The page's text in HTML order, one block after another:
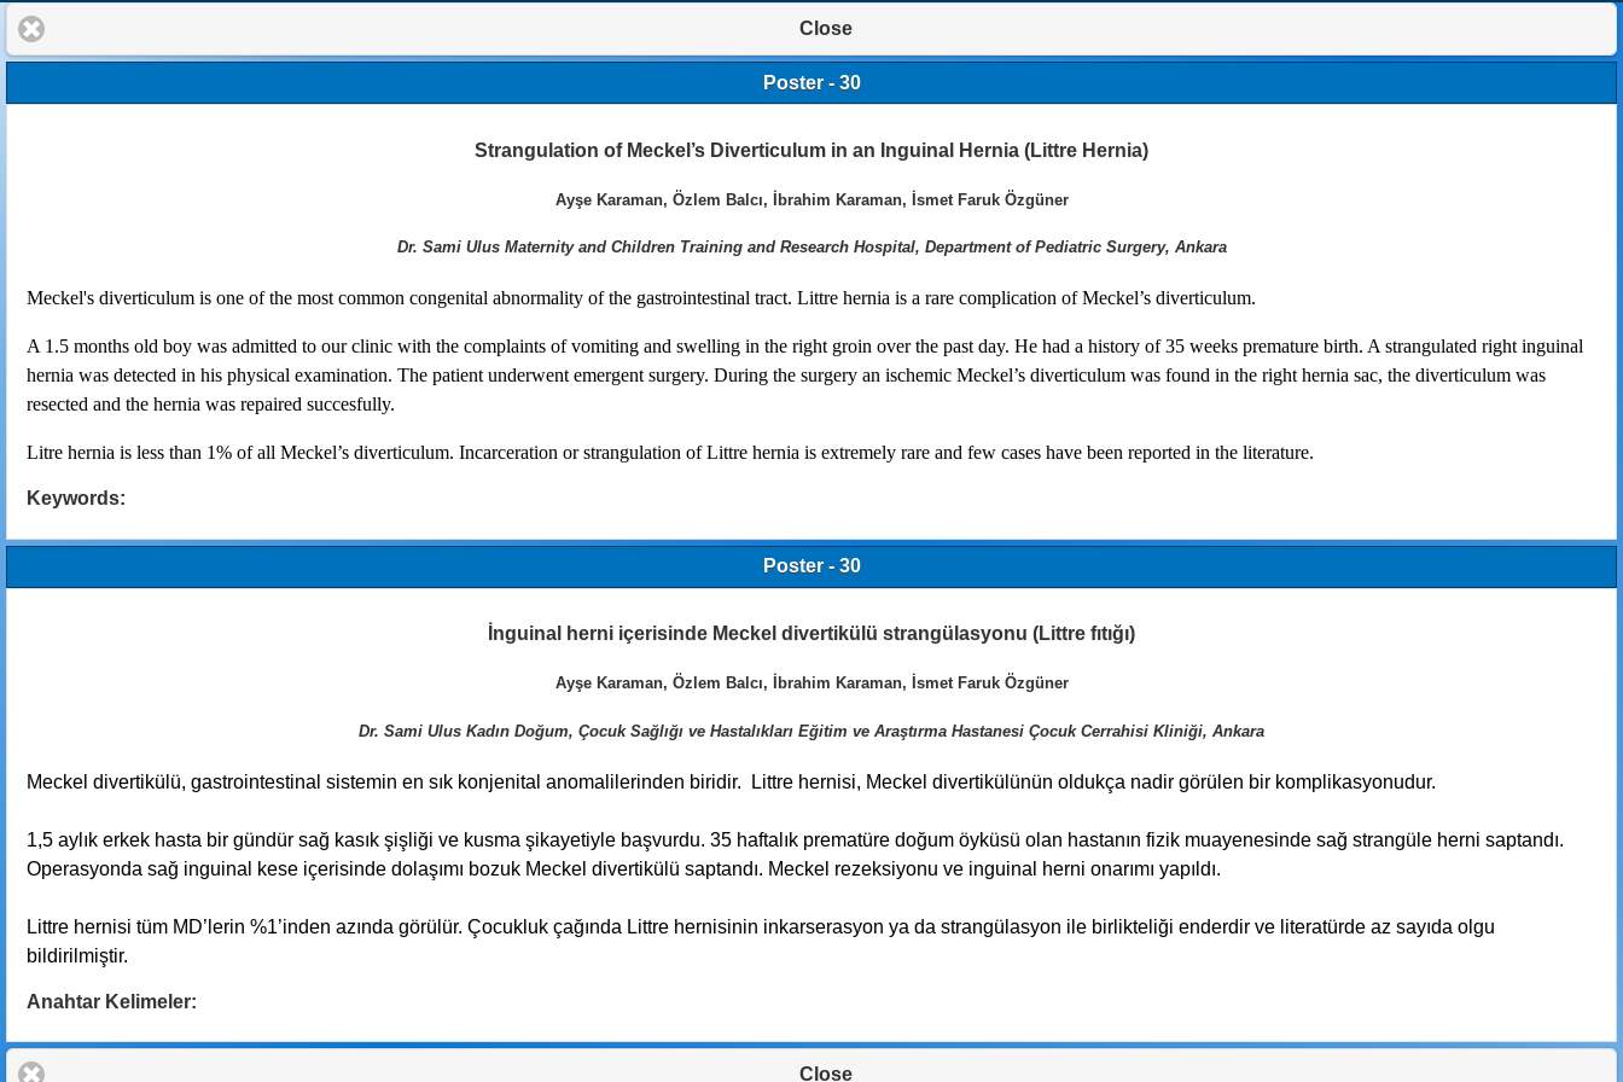
Close
Poster - 30
Strangulation of Meckel’s Diverticulum in an Inguinal Hernia (Littre Hernia)
Ayşe Karaman, Özlem Balcı, İbrahim Karaman, İsmet Faruk Özgüner
Dr. Sami Ulus Maternity and Children Training and Research Hospital, Department of Pediatric Surgery, Ankara
Meckel's diverticulum is one of the most common congenital abnormality of the gastrointestinal tract. Littre hernia is a rare complication of Meckel’s diverticulum.
A 1.5 months old boy was admitted to our clinic with the complaints of vomiting and swelling in the right groin over the past day. He had a history of 35 weeks premature birth. A strangulated right inguinal
hernia was detected in his physical examination. The patient underwent emergent surgery. During the surgery an ischemic Meckel’s diverticulum was found in the right hernia sac, the diverticulum was
resected and the hernia was repaired succesfully.
Litre hernia is less than 1% of all Meckel’s diverticulum. Incarceration or strangulation of Littre hernia is extremely rare and few cases have been reported in the literature.
Keywords:
Poster - 30
İnguinal herni içerisinde Meckel divertikülü strangülasyonu (Littre fıtığı)
Ayşe Karaman, Özlem Balcı, İbrahim Karaman, İsmet Faruk Özgüner
Dr. Sami Ulus Kadın Doğum, Çocuk Sağlığı ve Hastalıkları Eğitim ve Araştırma Hastanesi Çocuk Cerrahisi Kliniği, Ankara
Meckel divertikülü, gastrointestinal sistemin en sık konjenital anomalilerinden biridir. Littre hernisi, Meckel divertikülünün oldukça nadir görülen bir komplikasyonudur.
1,5 aylık erkek hasta bir gündür sağ kasık şişliği ve kusma şikayetiyle başvurdu. 35 haftalık prematüre doğum öyküsü olan hastanın fizik muayenesinde sağ strangüle herni saptandı.
Operasyonda sağ inguinal kese içerisinde dolaşımı bozuk Meckel divertikülü saptandı. Meckel rezeksiyonu ve inguinal herni onarımı yapıldı.
Littre hernisi tüm MD’lerin %1’inden azında görülür. Çocukluk çağında Littre hernisinin inkarserasyon ya da strangülasyon ile birlikteliği enderdir ve literatürde az sayıda olgu
bildirilmiştir.
Anahtar Kelimeler:
Close